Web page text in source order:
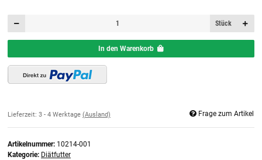
Stück
In den Warenkorb
Lieferzeit: 3 - 4 Werktage (Ausland) Frage zum Artikel
Artikelnummer: 10214-001
Kategorie: Diätfutter